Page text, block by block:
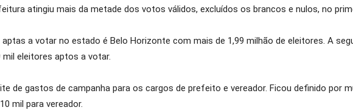
atingiu mais da metade dos votos válidos, excluídos os brancos e nulos, no
a votar no estado é Belo Horizonte com mais de 1,99 milhão de eleitores. A
mil eleitores aptos a votar.
de gastos de campanha para os cargos de prefeito e vereador. Ficou definido por
mil para vereador.